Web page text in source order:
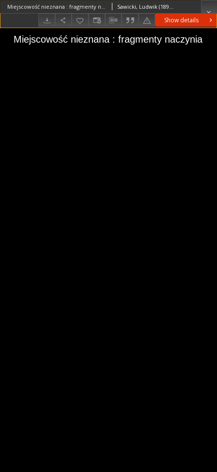
Show details
Miejscowość nieznana : fragmenty naczynia Sawicki, Ludwik (1893–1972)